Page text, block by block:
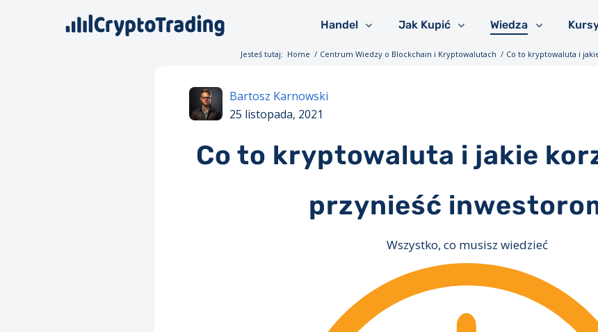
Handel Jak Kupić Wiedza
Jesteś tutaj: Home / Centrum Wiedzy o Blockchain i Kryptowalutach / Co to kryptowaluta i
Bartosz Karnowski
25 listopada, 2021
Co to kryptowaluta i jakie
przynieść
Wszystko, co musisz wiedzieć